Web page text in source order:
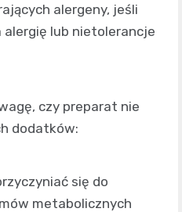
alergeny, jeśli
alergię lub nietolerancje
czy preparat nie
dodatków:
się do
metabolicznych